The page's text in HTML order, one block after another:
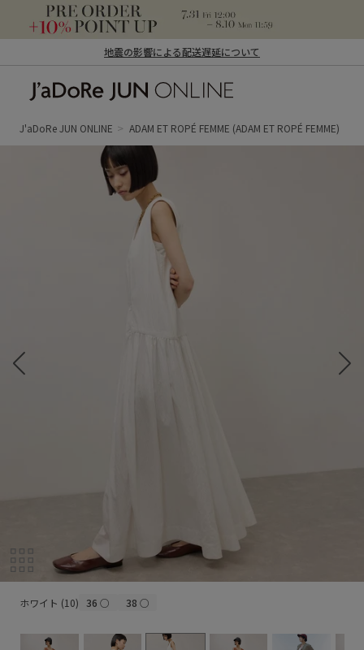
地震の影響による配送遅延について
ン オンライン）
J'aDoRe JUN ONLINE ADAM ET ROPÉ FEMME (ADAM ET ROPÉ FEMME)
ホワイト (10) 36○ 38 ○